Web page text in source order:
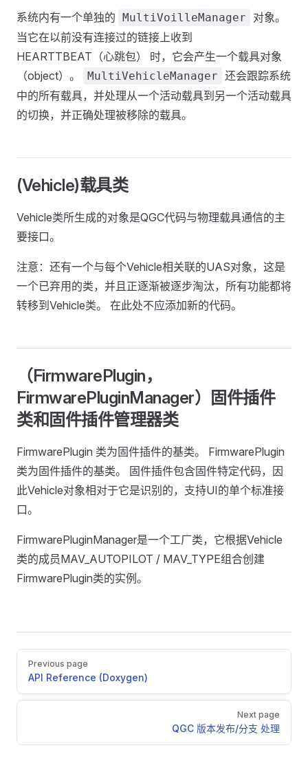
系统内有一个单独的 MultiVoilleManager
对象。
当它在以前没有连接过的链接上收到
HEARTTBEAT（心跳包） 时，它会产生一个载具对象
（object）。
MultiVehicleManager 还会跟踪系统
中的所有载具，并处理从一个活动载具到另一个活动载具
的切换，并正确处理被移除的载具。
(Vehicle)载具类
Vehicle类所生成的对象是QGC代码与物理载具通信的主
要接口。
注意：还有一个与每个Vehicle相关联的UAS对象，这是
一个已弃用的类，并且正逐渐被逐步淘汰，所有功能都将
转移到Vehicle类。 在此处不应添加新的代码。
（FirmwarePlugin，
FirmwarePluginManager）固件插件
类和固件插件管理器类
FirmwarePlugin 类为固件插件的基类。 FirmwarePlugin
类为固件插件的基类。 固件插件包含固件特定代码，因
此Vehicle对象相对于它是识别的，支持UI的单个标准接
口。
FirmwarePluginManager是一个工厂类，它根据Vehicle
类的成员MAV_AUTOPILOT / MAV_TYPE组合创建
FirmwarePlugin类的实例。
Pager
Previous page
API Reference (Doxygen)
Next page
QGC 版本发布/分支 处理